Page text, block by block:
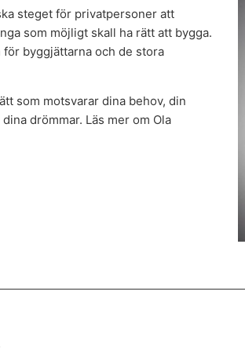
steget för privatpersoner att
som möjligt skall ha rätt att bygga.
byggjättarna och de stora
som motsvarar dina behov, din
drömmar. Läs mer om Ola